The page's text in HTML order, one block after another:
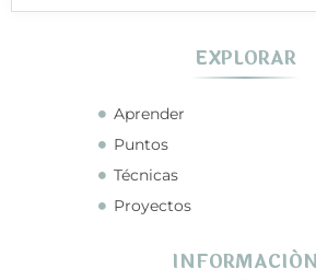
EXPLORAR
Aprender
Puntos
Técnicas
Proyectos
INFORMACIÓN